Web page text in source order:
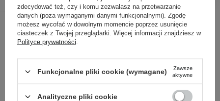
Inni klienci sprawdzali również
zdecydować też, czy i komu zezwalasz na przetwarzanie
danych (poza wymaganymi danymi funkcjonalnymi). Zgodę
możesz wycofać w dowolnym momencie poprzez usunięcie
ciasteczek z Twojej przeglądarki. Więcej informacji znajdziesz w
Polityce prywatności
Funkcjonalne pliki cookie (wymagane)
Zawsze
aktywne
Analityczne pliki cookie